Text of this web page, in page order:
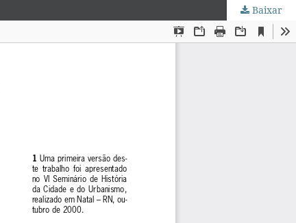
Baixar